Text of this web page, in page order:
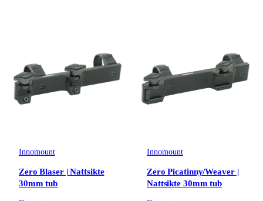
Innomount
Zero Blaser | Nattsikte
30mm tub
Innomount
Zero Picatinny/Weaver |
Nattsikte 30mm tub